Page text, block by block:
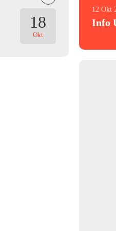
18
Okt
12 Okt
Info